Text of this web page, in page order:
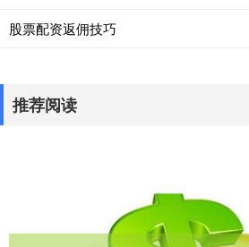
股票配资返佣技巧
推荐阅读